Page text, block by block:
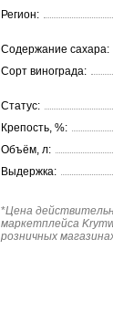
Регион:
Содержание сахара:
Сорт винограда:
Статус:
Крепость, %:
Объём, л:
Выдержка:
*Цена
маркетплейса
розничных